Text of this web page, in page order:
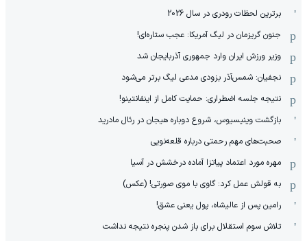
برترین لحظات رودری در سال 2026
جنون گریزمان در لیگ آمریکا: عجب ستاره‌ای!
وزیر ورزش ایران وارد جمهوری آذربایجان شد
نجفیان: شمس‌آذر بزودی مدعی لیگ برتر می‌شود
نتیجه جلسه اضطراری: حمایت کامل از اینفانتینو!
بازگشت وینیسیوس، شروع دوباره هیجان در رئال مادرید
صحبت‌های مهم رحمتی درباره قلعه‌نویی
مهره مورد اعتماد پیاتزا آماده درخشش در آسیا
به قولش عمل کرد: گاوی با موی صورتی! (عکس)
رامین پس از عالیشاه، پول یعنی عشق!
تلاش سوم استقلال برای باز شدن پنجره نتیجه نداشت